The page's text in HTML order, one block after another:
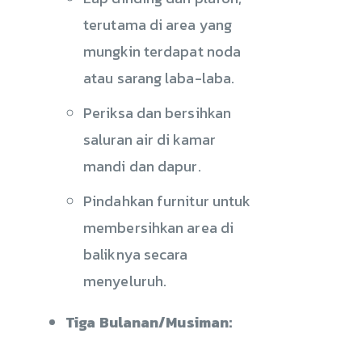
terutama di area yang
mungkin terdapat noda
atau sarang laba-laba.
Periksa dan bersihkan
saluran air di kamar
mandi dan dapur.
Pindahkan furnitur untuk
membersihkan area di
baliknya secara
menyeluruh.
Tiga Bulanan/Musiman: